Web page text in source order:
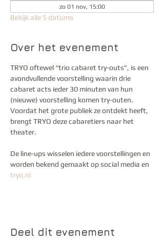
zo 01 nov, 15:00
Bekijk alle 5 datums
Over het evenement
TRYO oftewel “trio cabaret try-outs”, is een
avondvullende voorstelling waarin drie
cabaret acts ieder 30 minuten van hun
(nieuwe) voorstelling komen try-outen.
Voordat het grote publiek ze ontdekt heeft,
brengt TRYO deze cabaretiers naar het
theater.
De line-ups wisselen iedere voorstellingen en
worden bekend gemaakt op social media en
tryo.nl
Deel dit evenement